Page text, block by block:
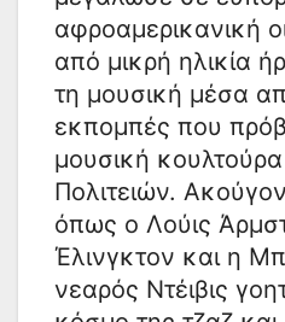
αφροαμερικανική
από μικρή ηλικία
τη μουσική μέσα
εκπομπές που
μουσική
Πολιτειών.
όπως ο Λούις
Έλινγκτον και η
νεαρός Ντέιβις